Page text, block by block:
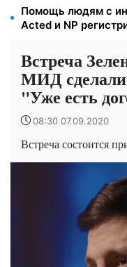
Помощь людям с
Acted и NP
Встреча
МИД сделали
"Уже есть
08:30 07.09.2020
Встреча состоится